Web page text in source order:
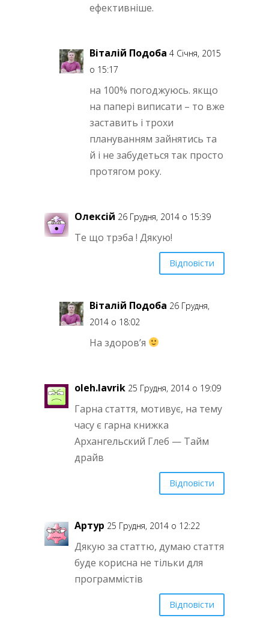
ефективніше.
Віталій Подоба 4 Січня, 2015
о 15:17
на 100% погоджуюсь. якщо
на папері виписати – то вже
заставить і трохи
плануванням зайнятись та
й і не забудеться так просто
протягом року.
Олексій 26 Грудня, 2014 о 15:39
Те що трэба ! Дякую!
Відповісти
Віталій Подоба 26 Грудня,
2014 о 18:02
На здоров’я
oleh.lavrik 25 Грудня, 2014 о 19:09
Гарна стаття, мотивує, на тему
часу є гарна книжка
Архангельский Глеб — Тайм
драйв
Відповісти
Артур 25 Грудня, 2014 о 12:22
Дякую за статтю, думаю стаття
буде корисна не тільки для
программістів
Відповісти